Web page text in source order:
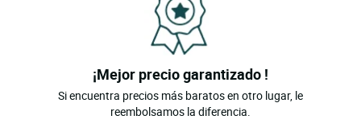
¡Mejor precio garantizado !
Si encuentra precios más baratos en otro lugar, le
reembolsamos la diferencia.